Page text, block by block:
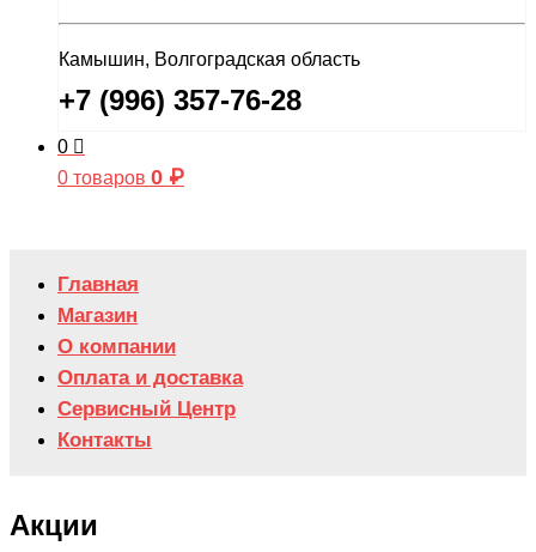
Камышин, Волгоградская область
+7 (996) 357-76-28
0
0 товаров 0 ₽
Главная
Магазин
О компании
Оплата и доставка
Сервисный Центр
Контакты
Акции